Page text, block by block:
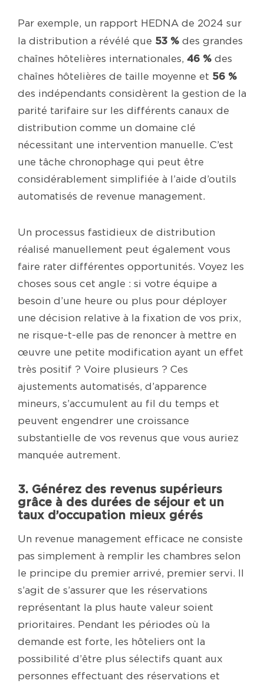
Par exemple, un rapport HEDNA de 2024 sur
la distribution a révélé que 53 % des grandes
chaînes hôtelières internationales, 46 % des
chaînes hôtelières de taille moyenne et 56 %
des indépendants considèrent la gestion de la
parité tarifaire sur les différents canaux de
distribution comme un domaine clé
nécessitant une intervention manuelle. C’est
une tâche chronophage qui peut être
considérablement simplifiée à l’aide d’outils
automatisés de revenue management.
Un processus fastidieux de distribution
réalisé manuellement peut également vous
faire rater différentes opportunités. Voyez les
choses sous cet angle : si votre équipe a
besoin d’une heure ou plus pour déployer
une décision relative à la fixation de vos prix,
ne risque-t-elle pas de renoncer à mettre en
œuvre une petite modification ayant un effet
très positif ? Voire plusieurs ? Ces
ajustements automatisés, d’apparence
mineurs, s’accumulent au fil du temps et
peuvent engendrer une croissance
substantielle de vos revenus que vous auriez
manquée autrement.
3. Générez des revenus supérieurs
grâce à des durées de séjour et un
taux d’occupation mieux gérés
Un revenue management efficace ne consiste
pas simplement à remplir les chambres selon
le principe du premier arrivé, premier servi. Il
s’agit de s’assurer que les réservations
représentant la plus haute valeur soient
prioritaires. Pendant les périodes où la
demande est forte, les hôteliers ont la
possibilité d’être plus sélectifs quant aux
personnes effectuant des réservations et